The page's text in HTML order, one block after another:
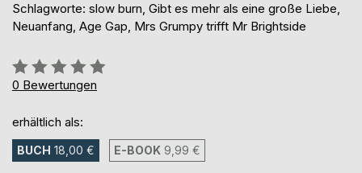
Schlagworte: slow burn, Gibt es mehr als eine große Liebe,
Neuanfang, Age Gap, Mrs Grumpy trifft Mr Brightside
Bewertung::
0%
0 Bewertungen
erhältlich als:
BUCH 18,00 € E-BOOK 9,99 €